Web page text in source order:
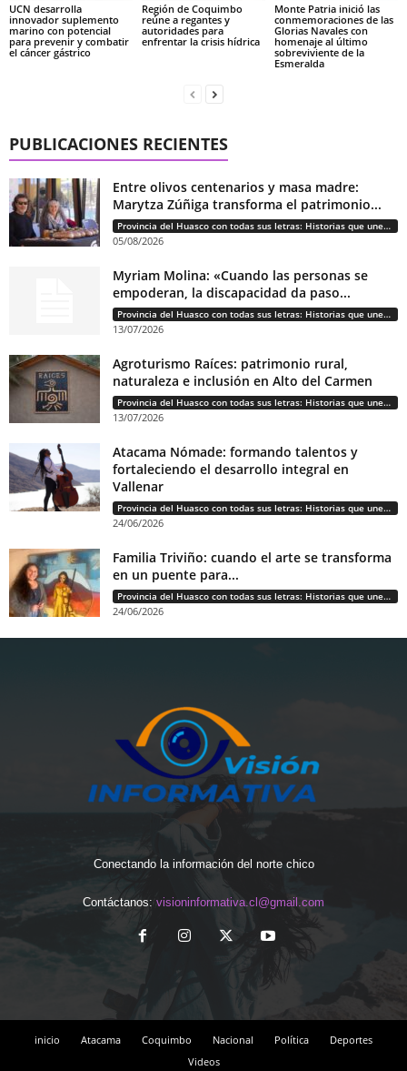
UCN desarrolla
innovador suplemento
marino con potencial
para prevenir y combatir
el cáncer gástrico
Región de Coquimbo
reúne a regantes y
autoridades para
enfrentar la crisis hídrica
Monte Patria inició las
conmemoraciones de las
Glorias Navales con
homenaje al último
sobreviviente de la
Esmeralda
PUBLICACIONES RECIENTES
Entre olivos centenarios y masa madre:
Marytza Zúñiga transforma el patrimonio...
Provincia del Huasco con todas sus letras: Historias que unen cultura, diversidad e identidad
05/08/2026
Myriam Molina: «Cuando las personas se
empoderan, la discapacidad da paso...
Provincia del Huasco con todas sus letras: Historias que unen cultura, diversidad e identidad
13/07/2026
Agroturismo Raíces: patrimonio rural,
naturaleza e inclusión en Alto del Carmen
Provincia del Huasco con todas sus letras: Historias que unen cultura, diversidad e identidad
13/07/2026
Atacama Nómade: formando talentos y
fortaleciendo el desarrollo integral en
Vallenar
Provincia del Huasco con todas sus letras: Historias que unen cultura, diversidad e identidad
24/06/2026
Familia Triviño: cuando el arte se transforma
en un puente para...
Provincia del Huasco con todas sus letras: Historias que unen cultura, diversidad e identidad
24/06/2026
Conectando la información del norte chico
Contáctanos: visioninformativa.cl@gmail.com
inicio Atacama Coquimbo Nacional Política
Deportes
Videos